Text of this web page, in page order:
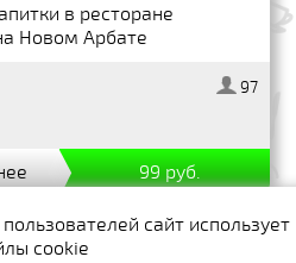
в ресторане
Новом Арбате
97
99 руб.
сайт использует
cookie